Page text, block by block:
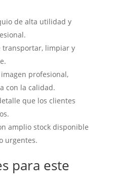
de alta utilidad y
transportar, limpiar y
profesional,
con la calidad.
que los clientes
amplio stock disponible
urgentes.
para este